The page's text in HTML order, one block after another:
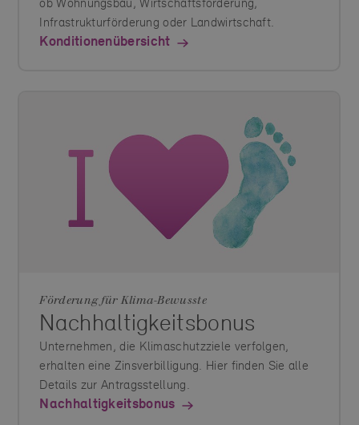
Infrastrukturförderung oder Landwirtschaft.
Konditionenübersicht
Förderung für Klima-Bewusste
Nachhaltigkeitsbonus
Unternehmen, die Klimaschutzziele verfolgen,
erhalten eine Zinsverbilligung. Hier finden Sie alle
Details zur Antragsstellung.
Nachhaltigkeitsbonus